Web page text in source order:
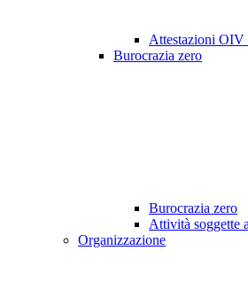
Attestazioni OIV
Burocrazia zero
Burocrazia zero
Attività soggette
Organizzazione